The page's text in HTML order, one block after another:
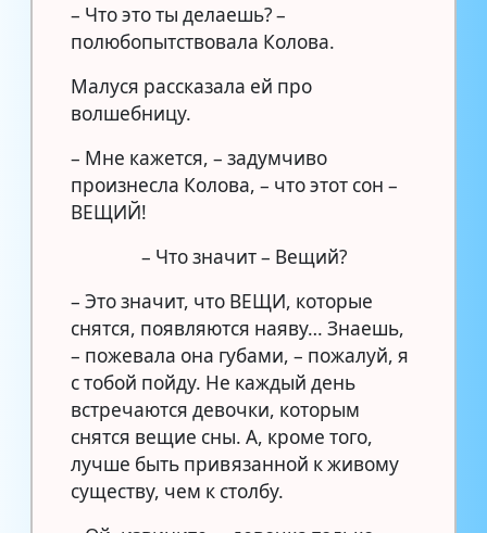
– Что это ты делаешь? –
полюбопытствовала Колова.
Малуся рассказала ей про
волшебницу.
– Мне кажется, – задумчиво
произнесла Колова, – что этот сон –
ВЕЩИЙ!
– Что значит – Вещий?
– Это значит, что ВЕЩИ, которые
снятся, появляются наяву… Знаешь,
– пожевала она губами, – пожалуй, я
с тобой пойду. Не каждый день
встречаются девочки, которым
снятся вещие сны. А, кроме того,
лучше быть привязанной к живому
существу, чем к столбу.